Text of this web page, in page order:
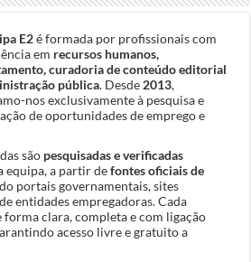
E2é formada por profissionais com
em recursos humanos,
curadoria de conteúdo editorial
pública. Desde 2013,
nos exclusivamente à pesquisa e
de oportunidades de emprego e
são pesquisadas e verificadas
equipa, a partir defontes oficiais de
portais governamentais, sites
entidades empregadoras. Cada
forma clara, completa e com ligação
acesso livre e gratuito a